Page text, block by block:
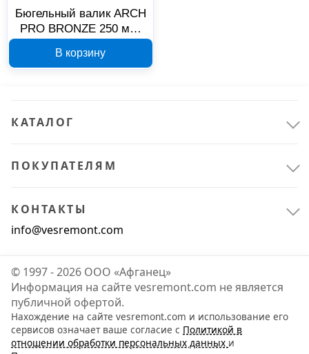
Бюгельный валик ARCH
PRO BRONZE 250 мм,
В корзину
КАТАЛОГ
ПОКУПАТЕЛЯМ
КОНТАКТЫ
info@vesremont.com
© 1997 - 2026 ООО «Афганец»
Информация на сайте vesremont.com не является
публичной офертой.
Нахождение на сайте vesremont.com и использование его
сервисов означает ваше согласие с Политикой в
отношении обработки персональных данных и